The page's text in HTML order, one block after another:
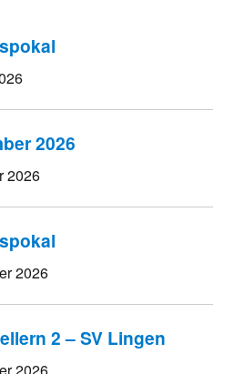
2026
2026
2026
2 – SV Lingen
2026